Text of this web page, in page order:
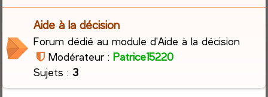
e
Aide à la décision
Forum dédié au module d'Aide à la décision
Modérateur : Patrice15220
Sujets :3